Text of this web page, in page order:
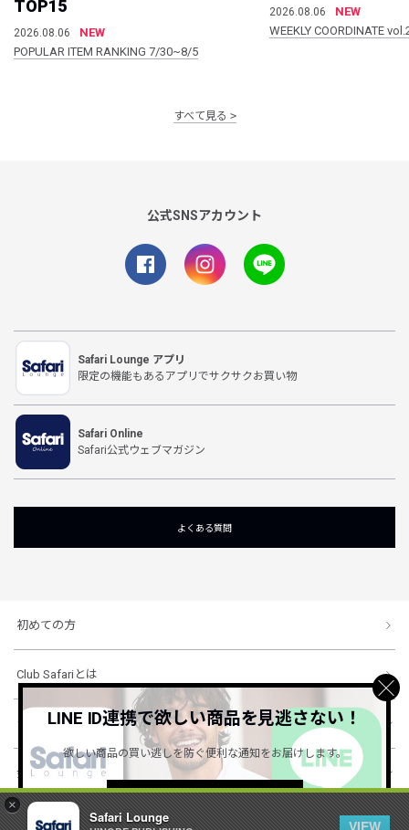
×
Safari Lounge
VIEW
TOP15
2026.08.06
NEW
POPULAR ITEM RANKING 7/30~8/5
2026.08.06
NEW
WEEKLY COORDINATE
すべて見る
公式SNSアカウント
Safari Lounge アプリ
限定の機能もあるアプリでサクサクお買い物
Safari Online
Safari公式ウェブマガジン
よくある質問
初めての方
Club Safariとは
ショッピングガイド
会社概要・規約
LINE ID連携で欲しい商品を見逃さない！
欲しい商品の買い逃しを防ぐ便利な通知をお届けします。
詳しくはこちら ＞